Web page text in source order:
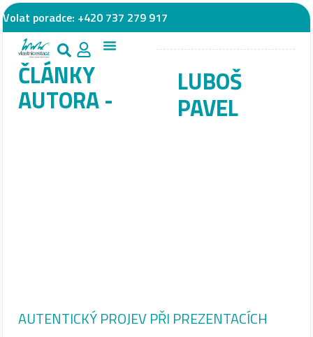
Volat poradce: +420 737 279 917
ČLÁNKY
AUTORA -
LUBOŠ
PAVEL
AUTENTICKÝ PROJEV PŘI PREZENTACÍCH